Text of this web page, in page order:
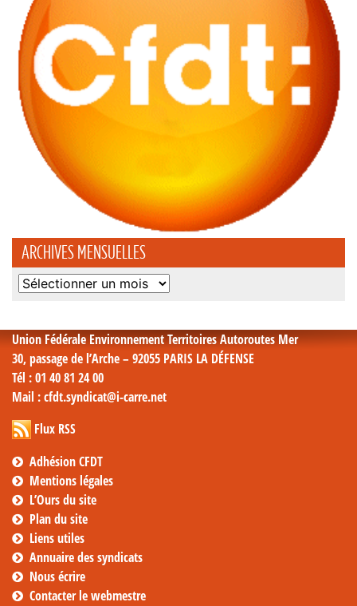
ARCHIVES MENSUELLES
Archives
Union Fédérale Environnement Territoires Autoroutes Mer
30, passage de l’Arche – 92055 PARIS LA DÉFENSE
Tél : 01 40 81 24 00
Mail : cfdt.syndicat@i-carre.net
Flux RSS
Adhésion CFDT
Mentions légales
L’Ours du site
Plan du site
Liens utiles
Annuaire des syndicats
Nous écrire
Contacter le webmestre